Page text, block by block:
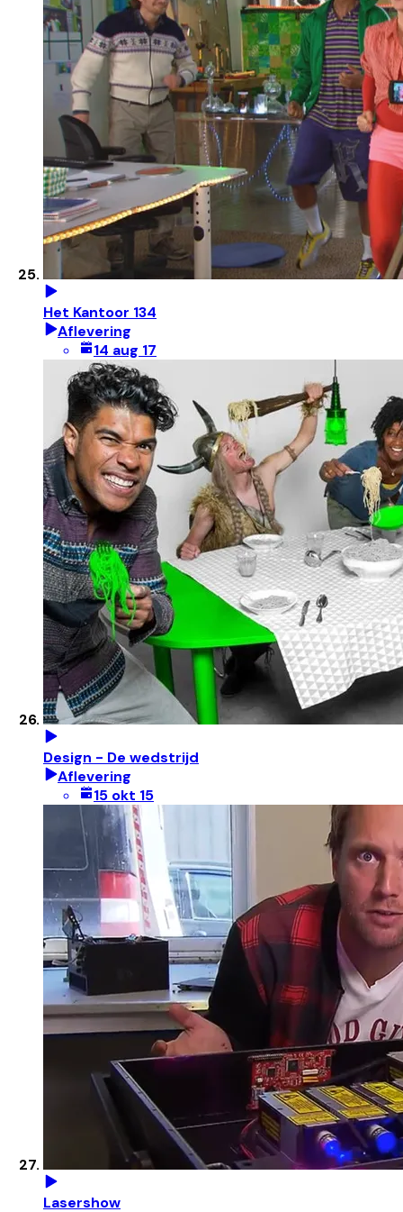
Het Kantoor 134
Aflevering
14 aug 17
Design - De wedstrijd
Aflevering
15 okt 15
Lasershow